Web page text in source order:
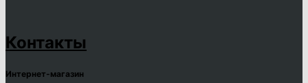
Контакты
Интернет-магазин